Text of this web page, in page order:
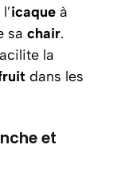
icaque à
sa chair.
la
dans les
et